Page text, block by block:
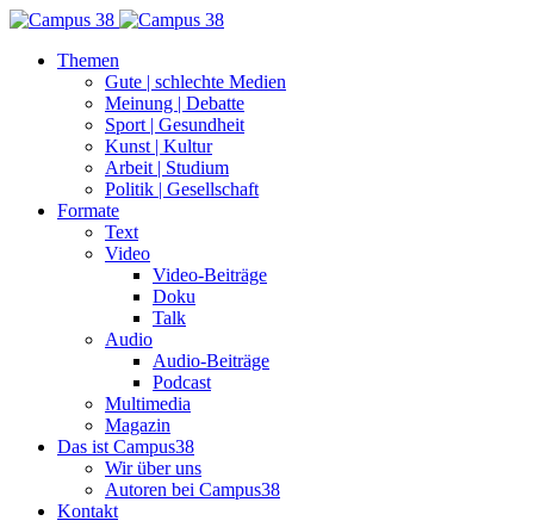
Themen
Gute | schlechte Medien
Meinung | Debatte
Sport | Gesundheit
Kunst | Kultur
Arbeit | Studium
Politik | Gesellschaft
Formate
Text
Video
Video-Beiträge
Doku
Talk
Audio
Audio-Beiträge
Podcast
Multimedia
Magazin
Das ist Campus38
Wir über uns
Autoren bei Campus38
Kontakt